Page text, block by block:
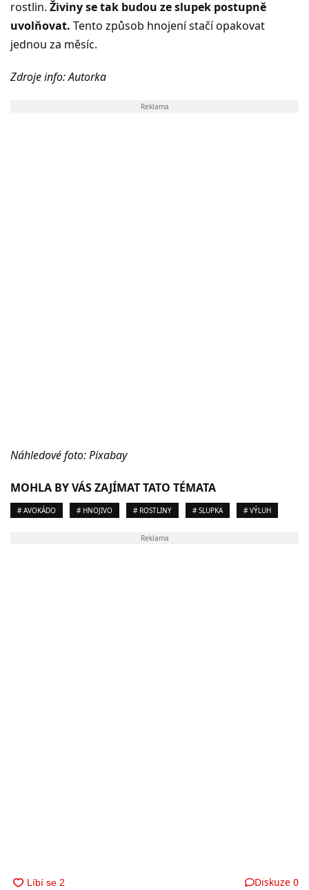
rostlin. Živiny se tak budou ze slupek postupně
uvolňovat. Tento způsob hnojení stačí opakovat
jednou za měsíc.
Zdroje info: Autorka
Reklama
Náhledové foto: Pixabay
MOHLA BY VÁS ZAJÍMAT TATO TÉMATA
# AVOKÁDO # HNOJIVO # ROSTLINY # SLUPKA # VÝLUH
Reklama
Diskuze 0